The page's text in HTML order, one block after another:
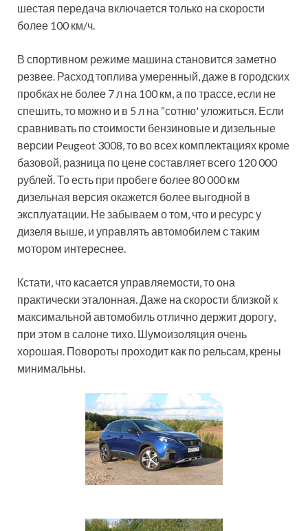
шестая передача включается только на скорости
более 100 км/ч.
В спортивном режиме машина становится заметно
резвее. Расход топлива умеренный, даже в городских
пробках не более 7 л на 100 км, а по трассе, если не
спешить, то можно и в 5 л на “сотню' уложиться. Если
сравнивать по стоимости бензиновые и дизельные
версии Peugeot 3008, то во всех комплектациях кроме
базовой, разница по цене составляет всего 120 000
рублей. То есть при пробеге более 80 000 км
дизельная версия окажется более выгодной в
эксплуатации. Не забываем о том, что и ресурс у
дизеля выше, и управлять автомобилем с таким
мотором интереснее.
Кстати, что касается управляемости, то она
практически эталонная. Даже на скорости близкой к
максимальной автомобиль отлично держит дорогу,
при этом в салоне тихо. Шумоизоляция очень
хорошая. Повороты проходит как по рельсам, крены
минимальны.